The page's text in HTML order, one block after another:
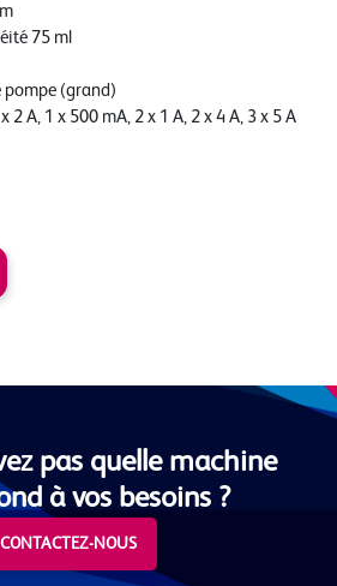
75 ml
pompe (grand)
2 A, 1 x 500 mA, 2 x 1 A, 2 x 4 A, 3 x 5 A
pas quelle machine
à vos besoins ?
CONTACTEZ-NOUS